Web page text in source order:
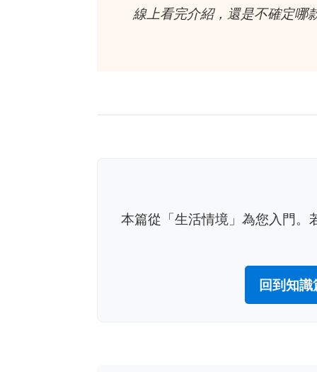
線上看完介紹，還是不確定哪
本篇從「生活情境」為您入門。
回到知